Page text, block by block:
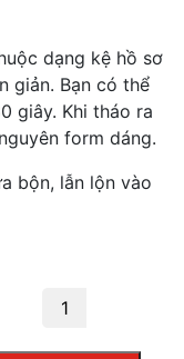
dạng kệ hồ sơ
giản. Bạn có thể
giây. Khi tháo ra
form dáng.
bộn, lẫn lộn vào